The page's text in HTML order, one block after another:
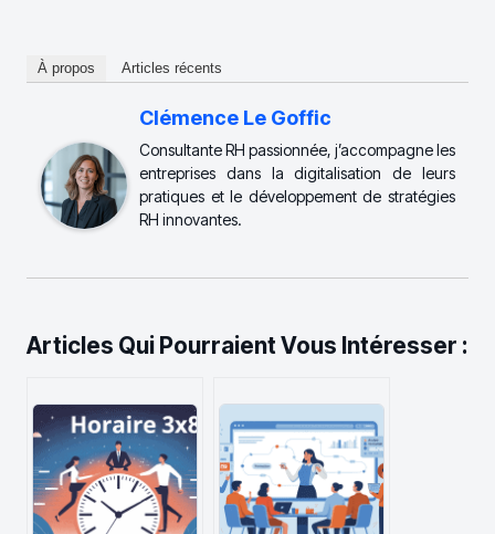
À propos Articles récents
Clémence Le Goffic
Consultante RH passionnée, j’accompagne les
entreprises dans la digitalisation de leurs
pratiques et le développement de stratégies
RH innovantes.
Articles Qui Pourraient Vous Intéresser :